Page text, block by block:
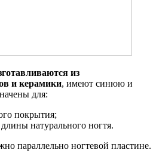
из
и керамики, имеют синюю и
для:
покрытия;
натурального ногтя.
параллельно ногтевой пластине.